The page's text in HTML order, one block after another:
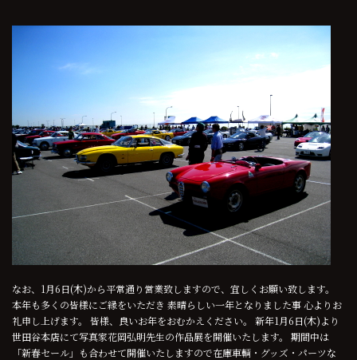
なお、1月6日(木)から平常通り営業致しますので、宜しくお願い致します。
本年も多くの皆様にご縁をいただき 素晴らしい一年となりました事 心よりお
礼申し上げます。 皆様、良いお年をおむかえください。 新年1月6日(木)より
世田谷本店にて写真家花岡弘明先生の作品展を開催いたします。 期間中は
「新春セール」も合わせて開催いたしますので在庫車輌・グッズ・パーツな